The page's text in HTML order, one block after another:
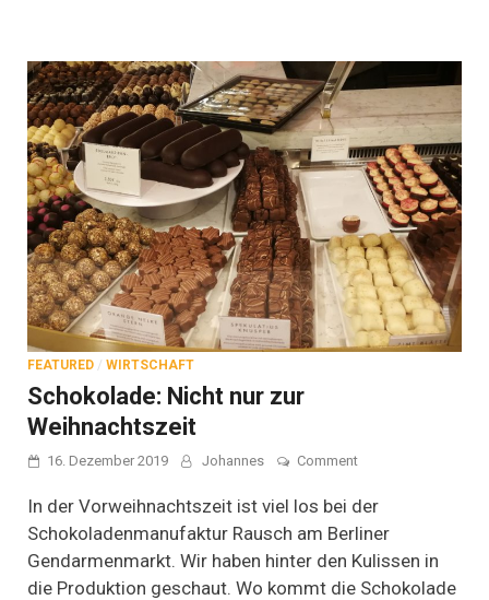
Deutschland
arbeiten
in
der
Lebensmittelbranche
FEATURED / WIRTSCHAFT
Schokolade: Nicht nur zur
Weihnachtszeit
16. Dezember 2019 Johannes Commenton
Nicht
nur
zur
Weihnachtszeit
In der Vorweihnachtszeit ist viel los bei der
Schokoladenmanufaktur Rausch am Berliner
Gendarmenmarkt. Wir haben hinter den Kulissen in
die Produktion geschaut. Wo kommt die Schokolade